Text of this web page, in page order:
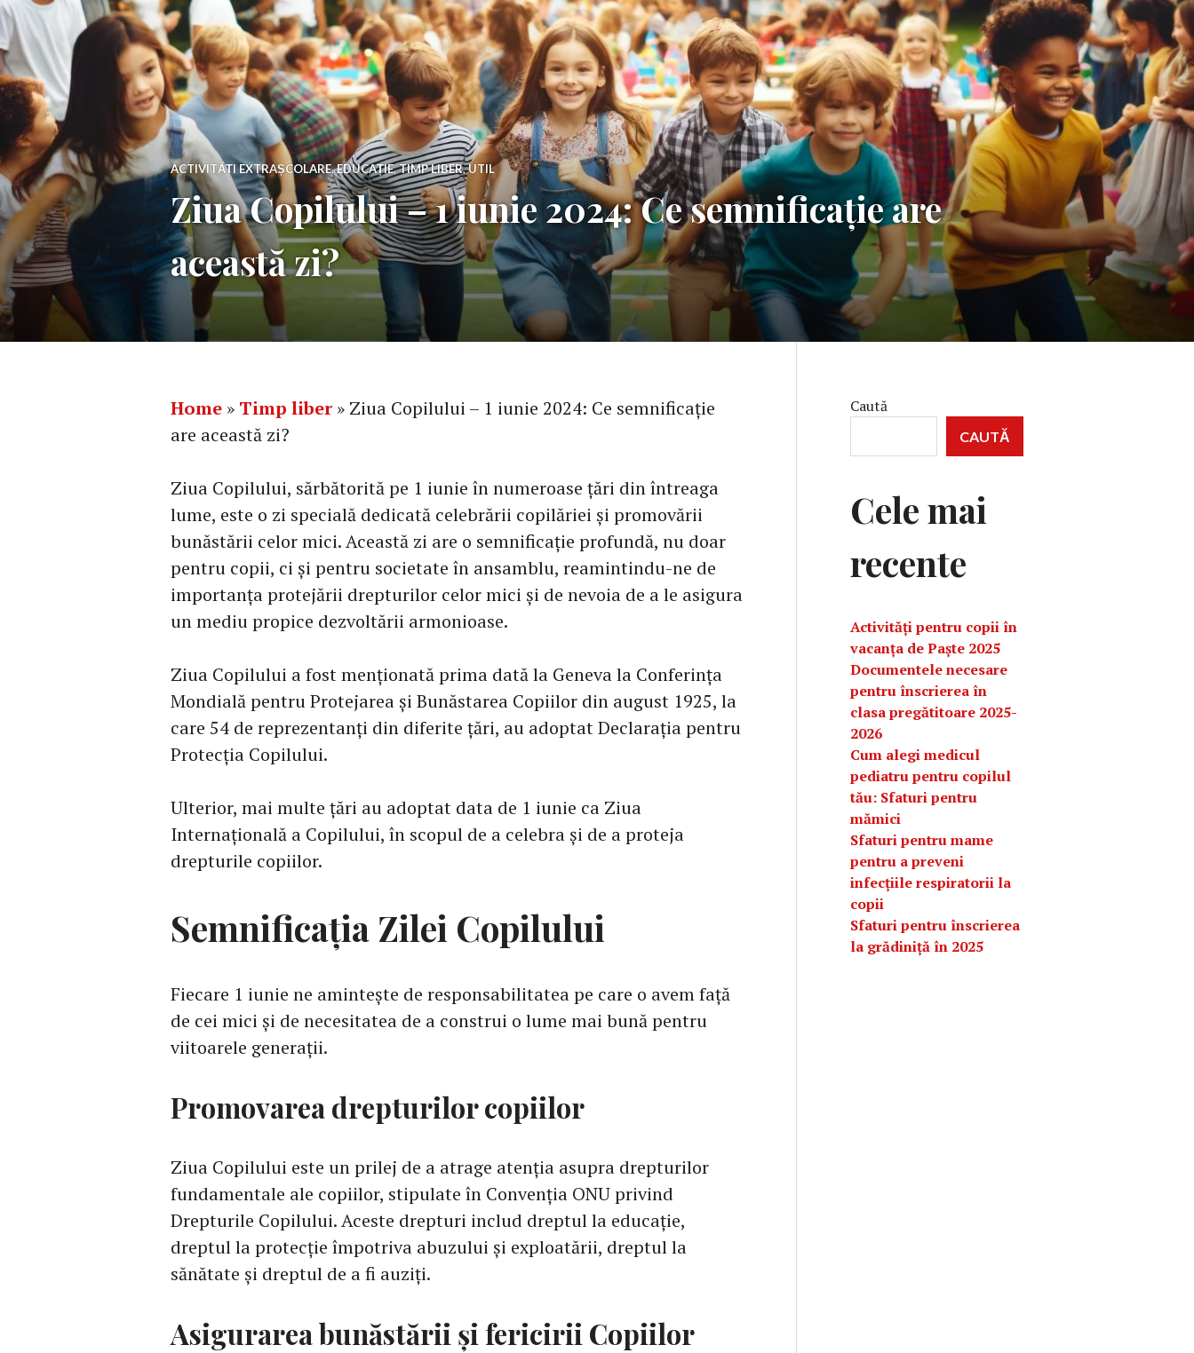
ACTIVITĂȚI EXTRAȘCOLARE,EDUCAȚIE,TIMP LIBER,UTIL
Ziua Copilului – 1 iunie 2024: Ce semnificație are
această zi?
Home » Timp liber » Ziua Copilului – 1 iunie 2024: Ce semnificație
are această zi?
Ziua Copilului, sărbătorită pe 1 iunie în numeroase țări din întreaga
lume, este o zi specială dedicată celebrării copilăriei și promovării
bunăstării celor mici. Această zi are o semnificație profundă, nu doar
pentru copii, ci și pentru societate în ansamblu, reamintindu-ne de
importanța protejării drepturilor celor mici și de nevoia de a le asigura
un mediu propice dezvoltării armonioase.
Ziua Copilului a fost menționată prima dată la Geneva la Conferința
Mondială pentru Protejarea și Bunăstarea Copiilor din august 1925, la
care 54 de reprezentanți din diferite țări, au adoptat Declarația pentru
Protecția Copilului.
Ulterior, mai multe țări au adoptat data de 1 iunie ca Ziua
Internațională a Copilului, în scopul de a celebra și de a proteja
drepturile copiilor.
Semnificația Zilei Copilului
Fiecare 1 iunie ne amintește de responsabilitatea pe care o avem față
de cei mici și de necesitatea de a construi o lume mai bună pentru
viitoarele generații.
Promovarea drepturilor copiilor
Ziua Copilului este un prilej de a atrage atenția asupra drepturilor
fundamentale ale copiilor, stipulate în Convenția ONU privind
Drepturile Copilului. Aceste drepturi includ dreptul la educație,
dreptul la protecție împotriva abuzului și exploatării, dreptul la
sănătate și dreptul de a fi auziți.
Asigurarea bunăstării și fericirii Copiilor
Caută
CAUTĂ
Cele mai
recente
Activități pentru copii în
vacanța de Paște 2025
Documentele necesare
pentru înscrierea în
clasa pregătitoare 2025-
2026
Cum alegi medicul
pediatru pentru copilul
tău: Sfaturi pentru
mămici
Sfaturi pentru mame
pentru a preveni
infecțiile respiratorii la
copii
Sfaturi pentru înscrierea
la grădiniță în 2025